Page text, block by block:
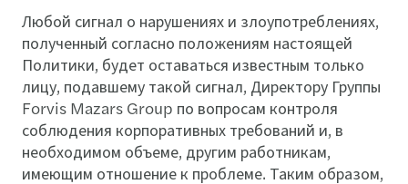
Любой сигнал о нарушениях и злоупотреблениях,
полученный согласно положениям настоящей
Политики, будет оставаться известным только
лицу, подавшему такой сигнал, Директору Группы
Forvis Mazars Group по вопросам контроля
соблюдения корпоративных требований и, в
необходимом объеме, другим работникам,
имеющим отношение к проблеме. Таким образом,